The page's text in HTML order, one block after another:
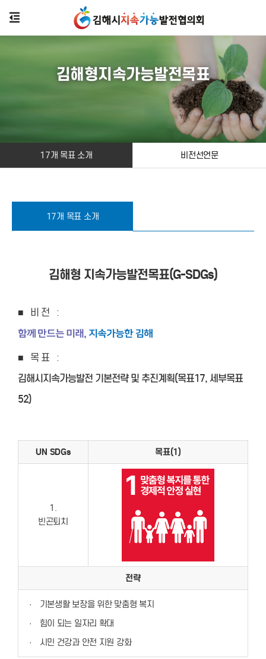
김해형지속가능발전목표
17개 목표 소개 비전선언문
17개 목표 소개
김해형 지속가능발전목표(G-SDGs)
■ 비전 :
함께 만드는 미래, 지속가능한 김해
■ 목표 :
김해시지속가능발전 기본전략 및 추진계획(목표17, 세부목표
52)
UN SDGs 목표(1)
1.
빈곤퇴치
전략
·
기본생활 보장을 위한 맞춤형 복지
·
힘이 되는 일자리 확대
·
시민 건강과 안전 지원 강화